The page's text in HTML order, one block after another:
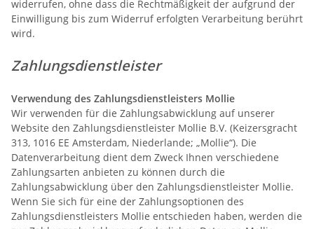
widerrufen, ohne dass die Rechtmäßigkeit der aufgrund der
Einwilligung bis zum Widerruf erfolgten Verarbeitung berührt
wird.
Zahlungsdienstleister
Verwendung des Zahlungsdienstleisters Mollie
Wir verwenden für die Zahlungsabwicklung auf unserer
Website den Zahlungsdienstleister Mollie B.V. (Keizersgracht
313, 1016 EE Amsterdam, Niederlande; „Mollie“). Die
Datenverarbeitung dient dem Zweck Ihnen verschiedene
Zahlungsarten anbieten zu können durch die
Zahlungsabwicklung über den Zahlungsdienstleister Mollie.
Wenn Sie sich für eine der Zahlungsoptionen des
Zahlungsdienstleisters Mollie entschieden haben, werden die